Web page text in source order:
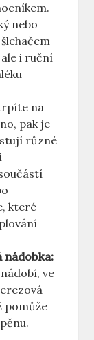
nebo
i ruční
na‌
pak je
různé
které⁣
nádobka:
‍ve
pomůže